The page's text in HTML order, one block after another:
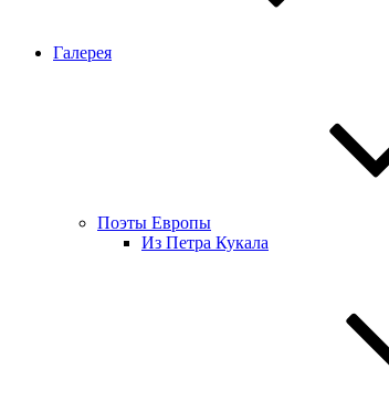
Галерея
Поэты Европы
Из Петра Кукала